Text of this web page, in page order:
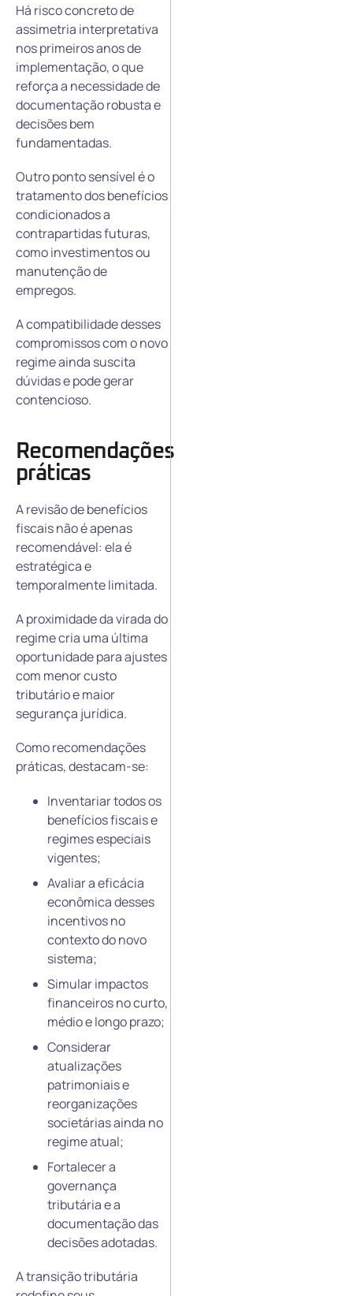
Há risco concreto de
assimetria interpretativa
nos primeiros anos de
implementação, o que
reforça a necessidade de
documentação robusta e
decisões bem
fundamentadas.
Outro ponto sensível é o
tratamento dos benefícios
condicionados a
contrapartidas futuras,
como investimentos ou
manutenção de
empregos.
A compatibilidade desses
compromissos com o novo
regime ainda suscita
dúvidas e pode gerar
contencioso.
Recomendações
práticas
A revisão de benefícios
fiscais não é apenas
recomendável: ela é
estratégica e
temporalmente limitada.
A proximidade da virada do
regime cria uma última
oportunidade para ajustes
com menor custo
tributário e maior
segurança jurídica.
Como recomendações
práticas, destacam-se:
Inventariar todos os
benefícios fiscais e
regimes especiais
vigentes;
Avaliar a eficácia
econômica desses
incentivos no
contexto do novo
sistema;
Simular impactos
financeiros no curto,
médio e longo prazo;
Considerar
atualizações
patrimoniais e
reorganizações
societárias ainda no
regime atual;
Fortalecer a
governança
tributária e a
documentação das
decisões adotadas.
A transição tributária